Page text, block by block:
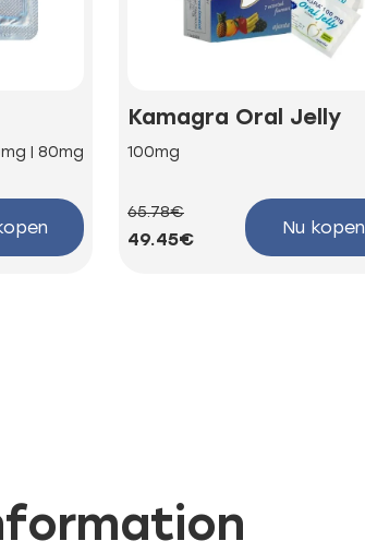
| 80mg
Kamagra Oral Jelly
100mg
65.78€
49.45€
Nu kopen